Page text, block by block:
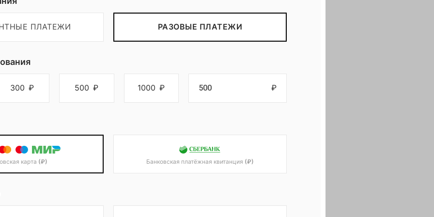
ПЛАТЕЖИ РАЗОВЫЕ ПЛАТЕЖИ
300 ₽ 500 ₽ 1000 ₽ ₽
карта (₽) Банковская платёжная квитанция (₽)